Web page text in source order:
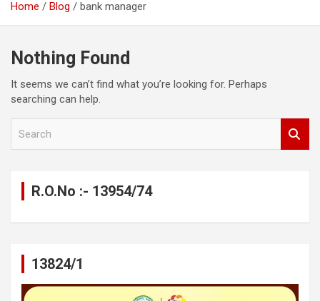
Home Blog bank manager
Nothing Found
It seems we can’t find what you’re looking for. Perhaps
searching can help.
R.O.No :- 13954/74
13824/1